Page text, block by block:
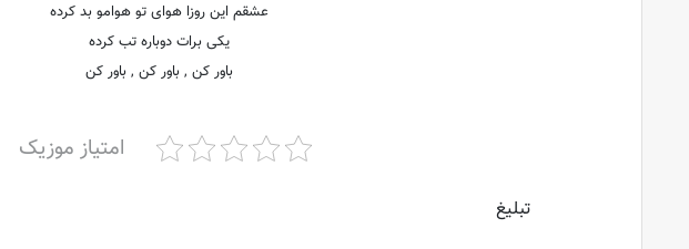
عشقم این روزا هوای تو هوامو بد کرده
یکی برات دوباره تب کرده
باور کن , باور کن , باور کن
امتیاز موزیک
تبلیغ